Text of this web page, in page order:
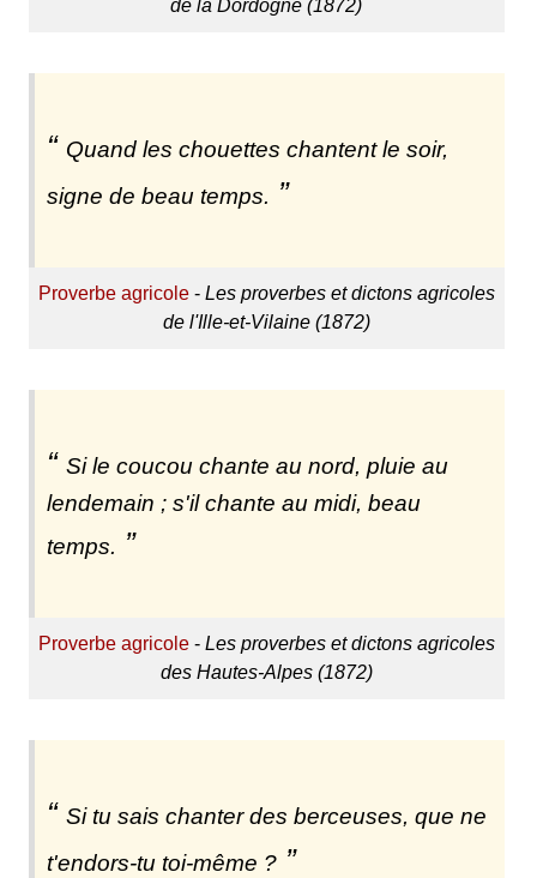
de la Dordogne (1872)
Quand les chouettes chantent le soir,
signe de beau temps.
Proverbe agricole- Les proverbes et dictons agricoles
de l'Ille-et-Vilaine (1872)
Si le coucou chante au nord, pluie au
lendemain ; s'il chante au midi, beau
temps.
Proverbe agricole- Les proverbes et dictons agricoles
des Hautes-Alpes (1872)
Si tu sais chanter des berceuses, que ne
t'endors-tu toi-même ?